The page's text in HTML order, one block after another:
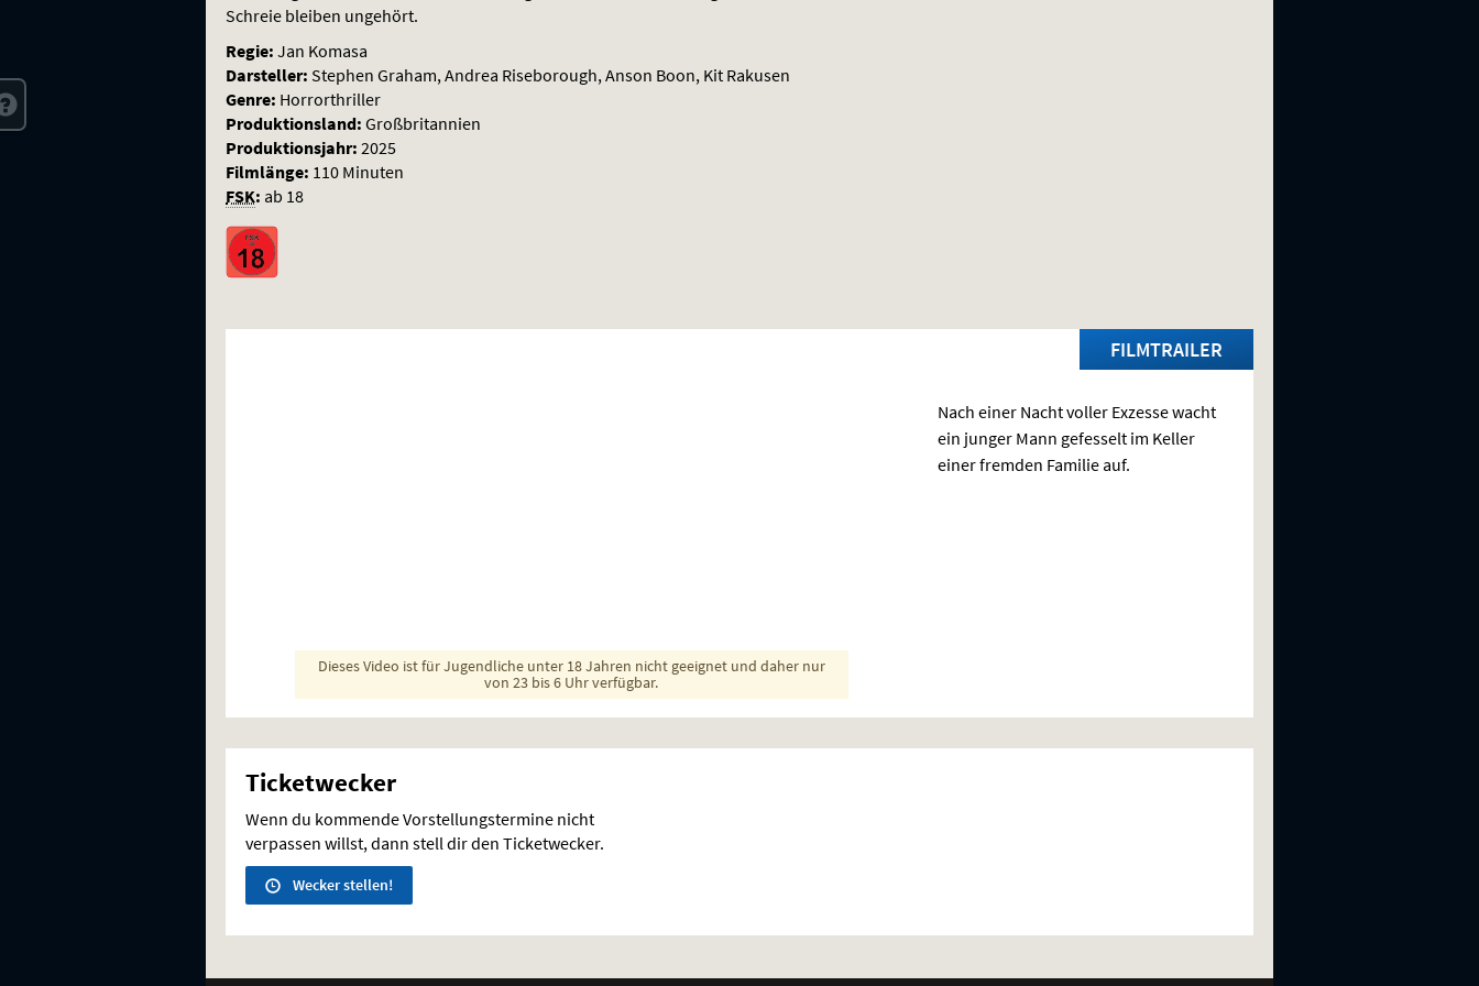
Bestes
Schreie bleiben ungehört.
Regie: Jan Komasa
Darsteller: Stephen Graham, Andrea Riseborough, Anson Boon, Kit Rakusen
Genre: Horrorthriller
Produktionsland: Großbritannien
Produktionsjahr: 2025
Filmlänge: 110 Minuten
FSK: ab 18
FILMTRAILER
Dieses Video ist für Jugendliche unter 18 Jahren nicht geeignet und daher nur
von 23 bis 6 Uhr verfügbar.
Nach einer Nacht voller Exzesse wacht
ein junger Mann gefesselt im Keller
einer fremden Familie auf.
Ticketwecker
Wenn du kommende Vorstellungstermine nicht
verpassen willst, dann stell dir den Ticketwecker.
Wecker stellen!